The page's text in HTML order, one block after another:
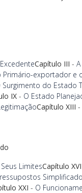
Capítulo III -
Primário-exportador e
Surgimento do Estado
IX - O Estado
Capítulo XIII -
LimitesCapítulo XVI
XXI - O